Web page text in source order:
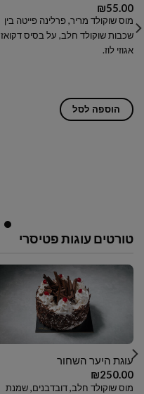
₪55.00
מוס שוקולד מריר, פרלינה פייטה בין
שכבות שוקולד חלב, על בסיס דקואז
אגוזי לוז.
הוספה לסל
טורטים עוגות פטיסרי
עוגת היער השחור
₪250.00
מוס שוקולד חלב, דובדבנים, שמנת